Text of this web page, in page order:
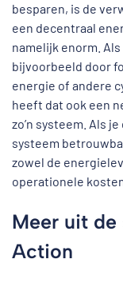
besparen, is de
een decentraal
namelijk enorm.
bijvoorbeeld door
energie of andere
heeft dat ook een
zo’n systeem. Als
systeem
zowel de
operationele
Meer uit de
Action